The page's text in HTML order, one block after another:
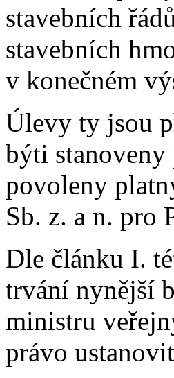
stavebních
stavebních
v konečném
Úlevy ty jsou
býti stanoveny
povoleny
Sb. z. a n. pro
Dle článku I.
trvání nynější
ministru
právo